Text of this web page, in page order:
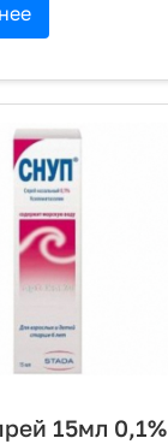
15мл 0,1%